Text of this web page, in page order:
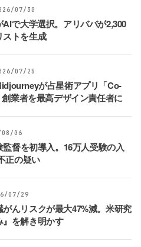
07/30
で大学選択。アリババが2,300
トを生成
07/25
が占星術アプリ「Co-
業者を最高デザイン責任者に
08/06
督を初導入。16万人受験の入
正の疑い
07/29
がんリスクが最大47%減。米研究
を解き明かす